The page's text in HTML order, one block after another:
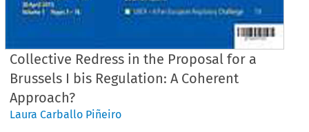
Collective Redress in the Proposal for a
Brussels I bis Regulation: A Coherent
Approach?
Laura Carballo Piñeiro